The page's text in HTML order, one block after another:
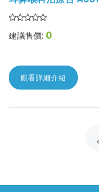
建議售價: 0
觀看詳細介紹